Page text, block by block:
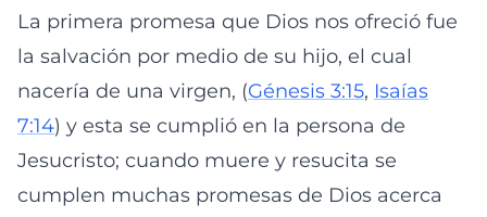
La primera promesa que Dios nos ofreció fue
la salvación por medio de su hijo, el cual
nacería de una virgen, (Génesis 3:15, Isaías
7:14) y esta se cumplió en la persona de
Jesucristo; cuando muere y resucita se
cumplen muchas promesas de Dios acerca